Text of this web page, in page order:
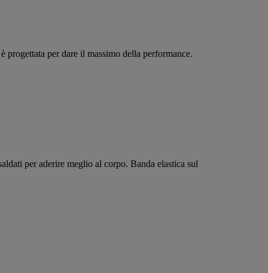
per dare il massimo della performance.
per aderire meglio al corpo. Banda elastica sul